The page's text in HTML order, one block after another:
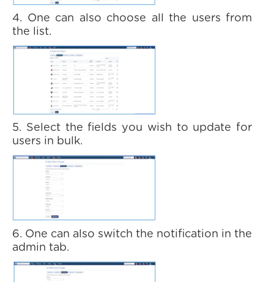
4. One can also choose all the users from
the list.
5. Select the fields you wish to update for
users in bulk.
6. One can also switch the notification in the
admin tab.